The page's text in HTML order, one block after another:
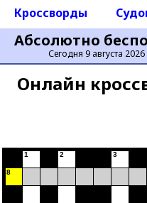
Абсолютно
Сегодня 9 августа 2026
Кроссворды
Онлайн
8
1 2 3